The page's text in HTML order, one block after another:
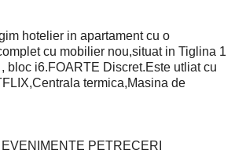
hotelier in apartament cu o
cu mobilier nou,situat in Tiglina 1
bloc i6.FOARTE Discret.Este utliat cu
termica,Masina de
PETRECERI